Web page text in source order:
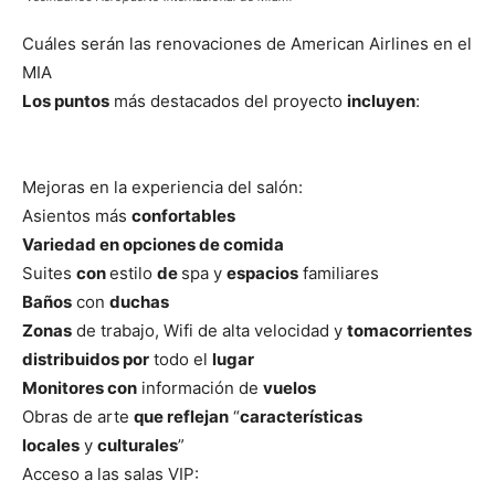
Cuáles serán las renovaciones de American Airlines en el
MIA
Los puntos más destacados del proyecto incluyen:
Mejoras en la experiencia del salón:
Asientos más confortables
Variedad en opciones de comida
Suites conestilo de spa y espacios familiares
Baños con duchas
Zonas de trabajo, Wifi de alta velocidad y tomacorrientes
distribuidos por todo el lugar
Monitores con información de vuelos
Obras de arte que reflejan “características
locales y culturales”
Acceso a las salas VIP: